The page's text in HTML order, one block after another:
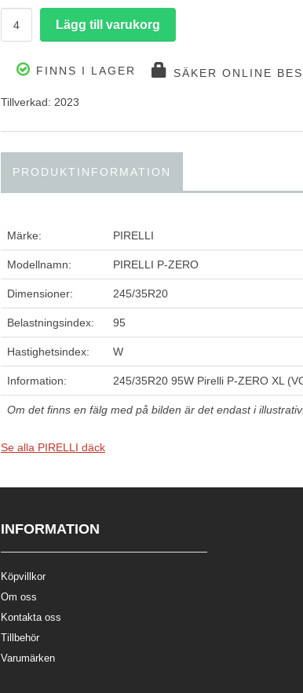
FINNS I LAGER SÄKER ONLINE
Tillverkad: 2023
PRODUKTINFORMATION
Märke: PIRELLI
Modellnamn: PIRELLI P-ZERO
Dimensioner: 245/35R20
Belastningsindex: 95
Hastighetsindex: W
Information: 245/35R20 95W Pirelli P-ZERO XL
Om det finns en fälg med på bilden är det endast i
Se alla PIRELLI däck
INFORMATION
Köpvillkor
Om oss
Kontakta oss
Tillbehör
Varumärken